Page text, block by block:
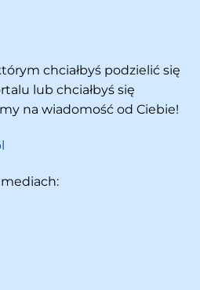
chciałbyś podzielić się
lub chciałbyś się
na wiadomość od Ciebie!